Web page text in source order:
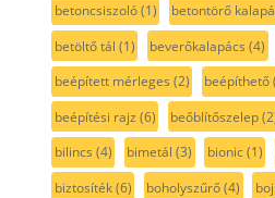
betoncsiszoló(1) betontörő
betöltő tál (1) beverőkalapács (4)
beépített mérleges (2) beépíthető
beépítési rajz (6) beőblítőszelep
bilincs (4) bimetál (3) bionic(1)
biztosíték(6) boholyszűrő(4)